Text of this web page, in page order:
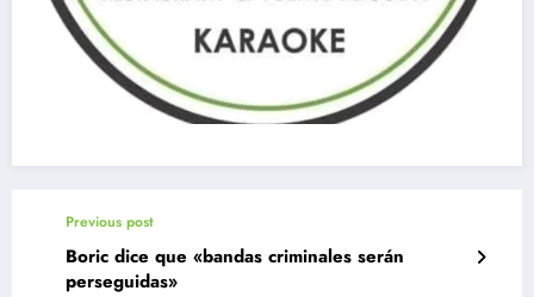
Previous post
Boric dice que «bandas criminales serán
perseguidas»